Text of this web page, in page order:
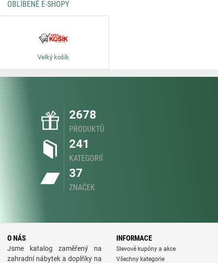
OBLÍBENÉ E-SHOPY
Velký košík
2678
PRODUKTŮ
241
KATEGORIÍ
37
ZNAČEK
O NÁS
Jsme katalog zaměřený na
zahradní nábytek a doplňky na
INFORMACE
Slevové kupóny a akce
Všechny kategorie